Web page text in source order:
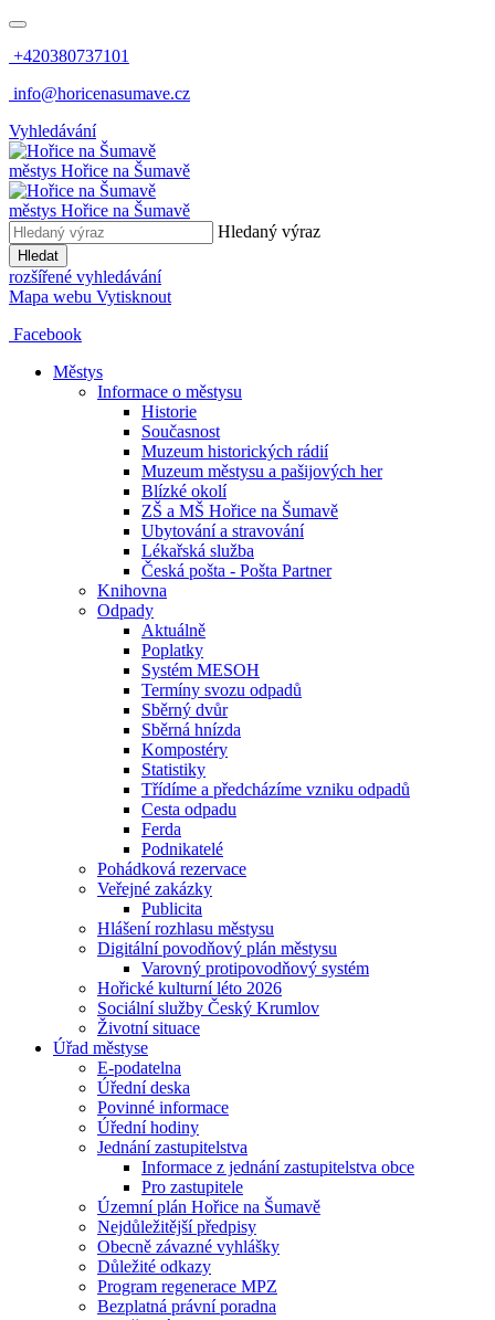
+420380737101
info@horicenasumave.cz
Vyhledávání
městys Hořice na Šumavě
městys Hořice na Šumavě
Hledaný výraz
Hledat
rozšířené vyhledávání
Mapa webu Vytisknout
Facebook
Městys
Informace o městysu
Historie
Současnost
Muzeum historických rádií
Muzeum městysu a pašijových her
Blízké okolí
ZŠ a MŠ Hořice na Šumavě
Ubytování a stravování
Lékařská služba
Česká pošta - Pošta Partner
Knihovna
Odpady
Aktuálně
Poplatky
Systém MESOH
Termíny svozu odpadů
Sběrný dvůr
Sběrná hnízda
Kompostéry
Statistiky
Třídíme a předcházíme vzniku odpadů
Cesta odpadu
Ferda
Podnikatelé
Pohádková rezervace
Veřejné zakázky
Publicita
Hlášení rozhlasu městysu
Digitální povodňový plán městysu
Varovný protipovodňový systém
Hořické kulturní léto 2026
Sociální služby Český Krumlov
Životní situace
Úřad městyse
E-podatelna
Úřední deska
Povinné informace
Úřední hodiny
Jednání zastupitelstva
Informace z jednání zastupitelstva obce
Pro zastupitele
Územní plán Hořice na Šumavě
Nejdůležitější předpisy
Obecně závazné vyhlášky
Důležité odkazy
Program regenerace MPZ
Bezplatná právní poradna